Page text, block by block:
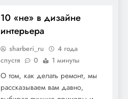
10 «не» в дизайне
интерьера
sharberi_ru
4 года
спустя
0 1 минуты
О том, как делать ремонт, мы
рассказываем вам давно,